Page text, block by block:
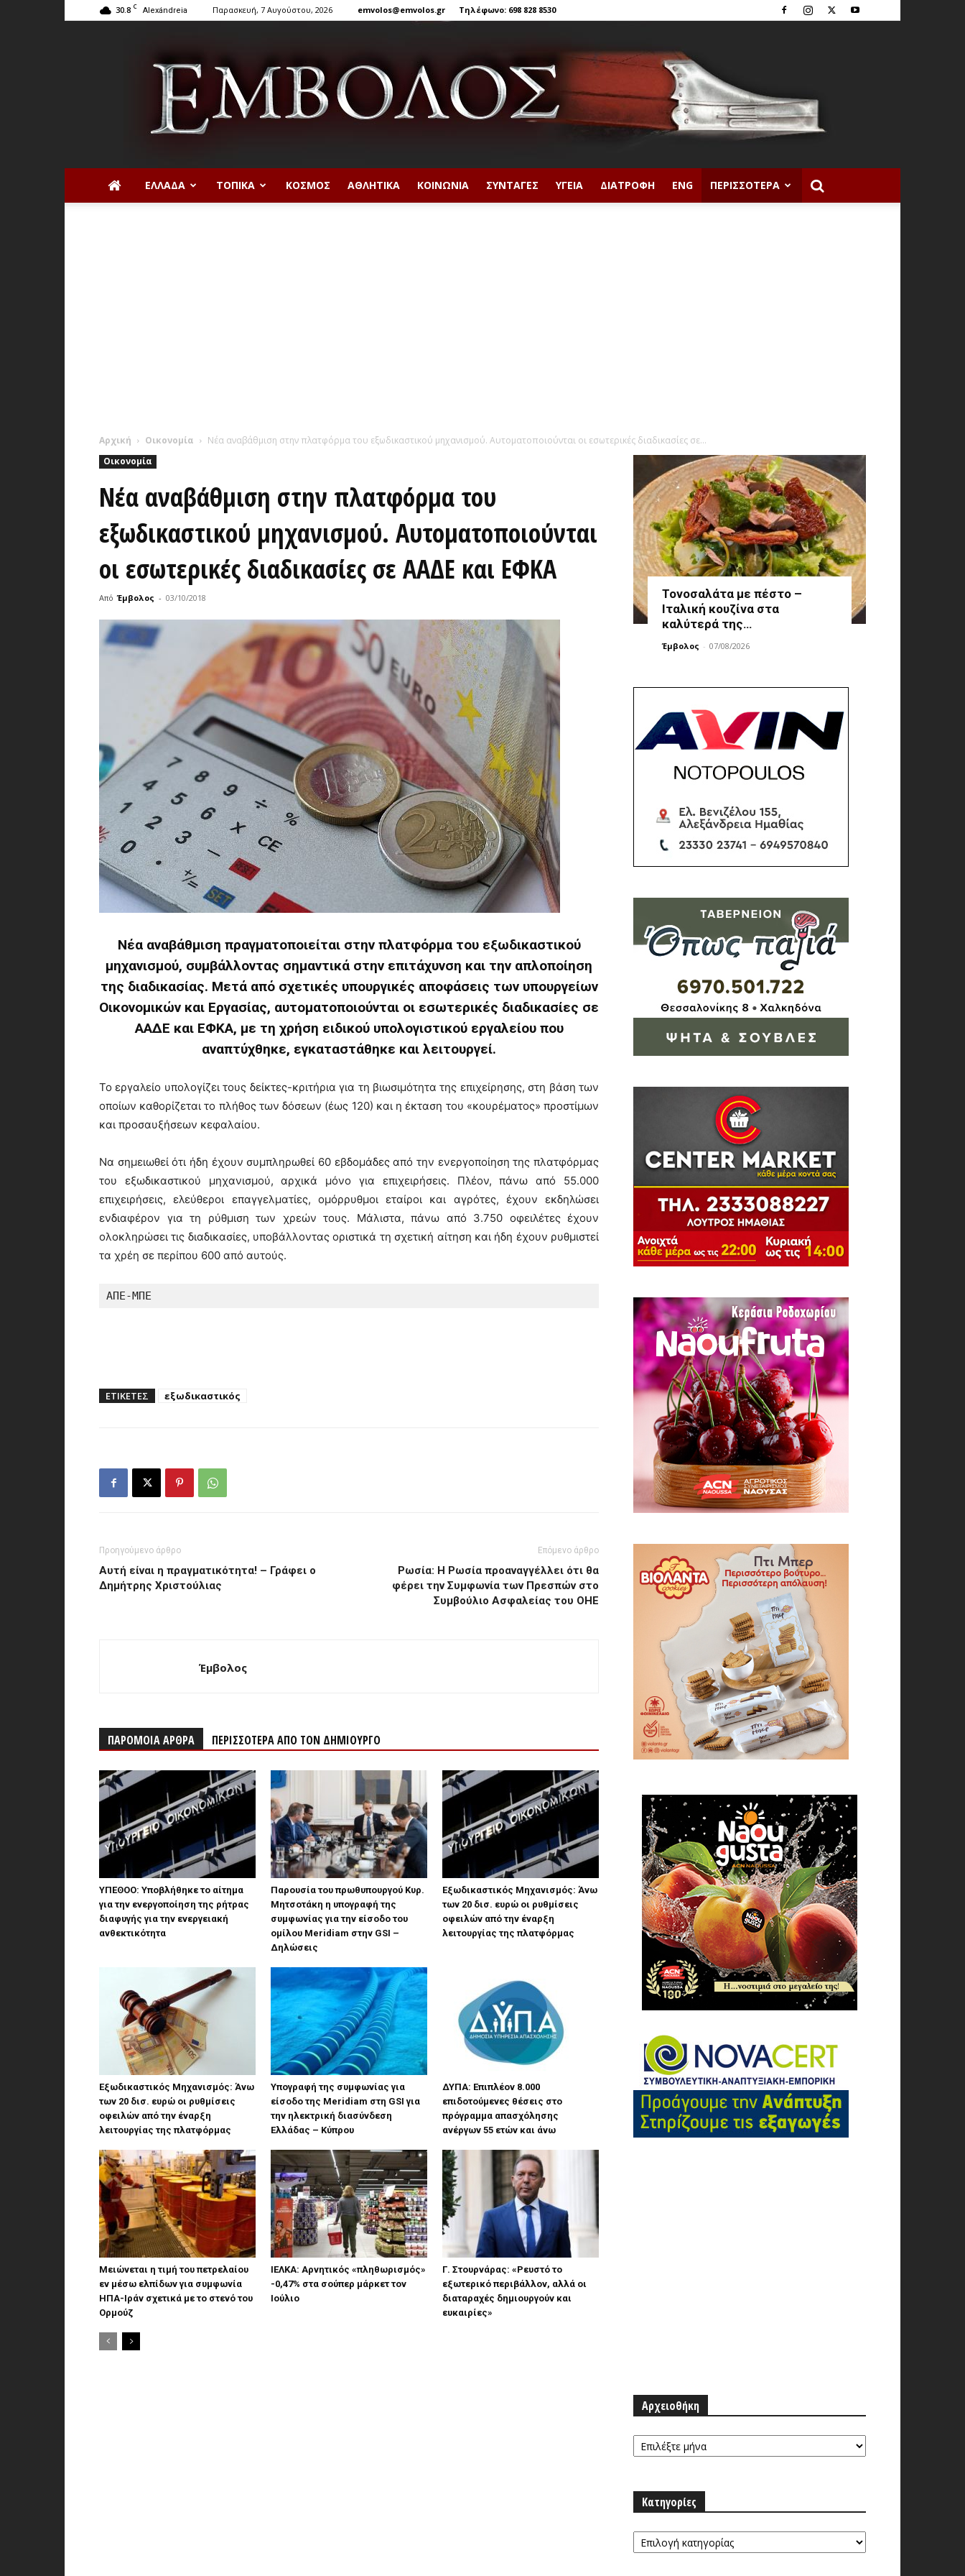
30.8 C Alexándreia Παρασκευή, 7 Αυγούστου, 2026 emvolos@emvolos.gr Τηλέφωνο: 698 828 8530
ΕΛΛΆΔΑ ΤΟΠΙΚΆ ΚΌΣΜΟΣ ΑΘΛΗΤΙΚΆ ΚΟΙΝΩΝΊΑ ΣΥΝΤΑΓΈΣ ΥΓΕΊΑ ΔΙΑΤΡΟΦΉ ENG ΠΕΡΙΣΣΌΤΕΡΑ
Αρχική Οικονομία
Νέα αναβάθμιση στην πλατφόρμα του εξωδικαστικού μηχανισμού. Αυτοματοποιούνται οι εσωτερικές διαδικασίες σε...
Οικονομία
Νέα αναβάθμιση στην πλατφόρμα του
εξωδικαστικού μηχανισμού. Αυτοματοποιούνται
οι εσωτερικές διαδικασίες σε ΑΑΔΕ και ΕΦΚΑ
Από Έμβολος - 03/10/2018
Νέα αναβάθμιση πραγματοποιείται στην πλατφόρμα του εξωδικαστικού
μηχανισμού, συμβάλλοντας σημαντικά στην επιτάχυνση και την απλοποίηση
της διαδικασίας. Μετά από σχετικές υπουργικές αποφάσεις των υπουργείων
Οικονομικών και Εργασίας, αυτοματοποιούνται οι εσωτερικές διαδικασίες σε
ΑΑΔΕ και ΕΦΚΑ, με τη χρήση ειδικού υπολογιστικού εργαλείου που
αναπτύχθηκε, εγκαταστάθηκε και λειτουργεί.
Το εργαλείο υπολογίζει τους δείκτες-κριτήρια για τη βιωσιμότητα της επιχείρησης, στη βάση των
οποίων καθορίζεται το πλήθος των δόσεων (έως 120) και η έκταση του «κουρέματος» προστίμων
και προσαυξήσεων κεφαλαίου.
Να σημειωθεί ότι ήδη έχουν συμπληρωθεί 60 εβδομάδες από την ενεργοποίηση της πλατφόρμας
του εξωδικαστικού μηχανισμού, αρχικά μόνο για επιχειρήσεις. Πλέον, πάνω από 55.000
επιχειρήσεις, ελεύθεροι επαγγελματίες, ομόρρυθμοι εταίροι και αγρότες, έχουν εκδηλώσει
ενδιαφέρον για τη ρύθμιση των χρεών τους. Μάλιστα, πάνω από 3.750 οφειλέτες έχουν
ολοκληρώσει τις διαδικασίες, υποβάλλοντας οριστικά τη σχετική αίτηση και ήδη έχουν ρυθμιστεί
τα χρέη σε περίπου 600 από αυτούς.
ΑΠΕ-ΜΠΕ
ΕΤΙΚΕΤΕΣ εξωδικαστικός
Προηγούμενο άρθρο
Αυτή είναι η πραγματικότητα! – Γράφει ο
Δημήτρης Χριστούλιας
Επόμενο άρθρο
Ρωσία: H Ρωσία προαναγγέλλει ότι θα
φέρει την Συμφωνία των Πρεσπών στο
Συμβούλιο Ασφαλείας του ΟΗΕ
Έμβολος
ΠΑΡΟΜΟΙΑ ΑΡΘΡΑ ΠΕΡΙΣΣΟΤΕΡΑ ΑΠΟ ΤΟΝ ΔΗΜΙΟΥΡΓΟ
ΥΠΕΘΟΟ: Υποβλήθηκε το αίτημα
για την ενεργοποίηση της ρήτρας
διαφυγής για την ενεργειακή
ανθεκτικότητα
Παρουσία του πρωθυπουργού Κυρ.
Μητσοτάκη η υπογραφή της
συμφωνίας για την είσοδο του
ομίλου Meridiam στην GSI –
Δηλώσεις
Εξωδικαστικός Μηχανισμός: Άνω
των 20 δισ. ευρώ οι ρυθμίσεις
οφειλών από την έναρξη
λειτουργίας της πλατφόρμας
Εξωδικαστικός Μηχανισμός: Άνω
των 20 δισ. ευρώ οι ρυθμίσεις
οφειλών από την έναρξη
λειτουργίας της πλατφόρμας
Υπογραφή της συμφωνίας για
είσοδο της Meridiam στη GSI για
την ηλεκτρική διασύνδεση
Ελλάδας – Κύπρου
ΔΥΠΑ: Επιπλέον 8.000
επιδοτούμενες θέσεις στο
πρόγραμμα απασχόλησης
ανέργων 55 ετών και άνω
Μειώνεται η τιμή του πετρελαίου
εν μέσω ελπίδων για συμφωνία
ΗΠΑ-Ιράν σχετικά με το στενό του
Ορμούζ
ΙΕΛΚΑ: Αρνητικός «πληθωρισμός»
-0,47% στα σούπερ μάρκετ τον
Ιούλιο
Γ. Στουρνάρας: «Ρευστό το
εξωτερικό περιβάλλον, αλλά οι
διαταραχές δημιουργούν και
ευκαιρίες»
Τονοσαλάτα με πέστο –
Ιταλική κουζίνα στα
καλύτερά της…
Έμβολος - 07/08/2026
Αρχειοθήκη
Αρχειοθήκη
Κατηγορίες
Κατηγορίες